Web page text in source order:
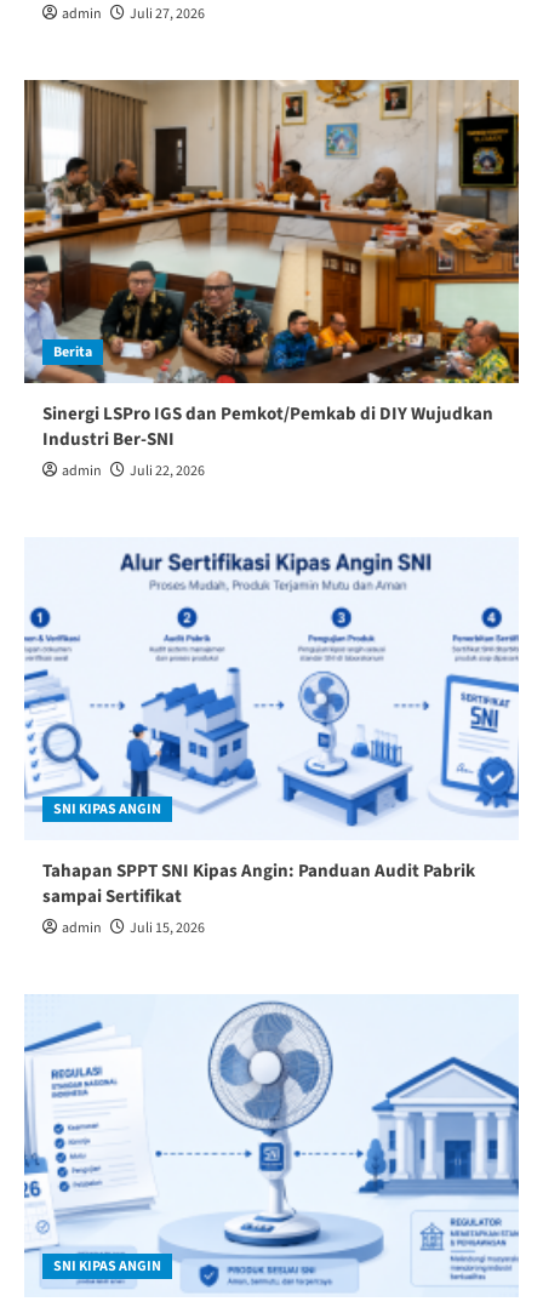
admin Juli 27, 2026
Berita
Sinergi LSPro IGS dan Pemkot/Pemkab di DIY Wujudkan
Industri Ber-SNI
admin Juli 22, 2026
SNI KIPAS ANGIN
Tahapan SPPT SNI Kipas Angin: Panduan Audit Pabrik
sampai Sertifikat
admin Juli 15, 2026
SNI KIPAS ANGIN